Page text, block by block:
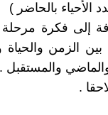
الأحياء بالحاضر )
إلى فكرة
الزمن والحياة
والماضي والمستقبل .
.